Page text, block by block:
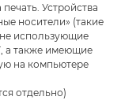
Устройства
носители» (такие
использующие
а также имеющие
на компьютере
отдельно)